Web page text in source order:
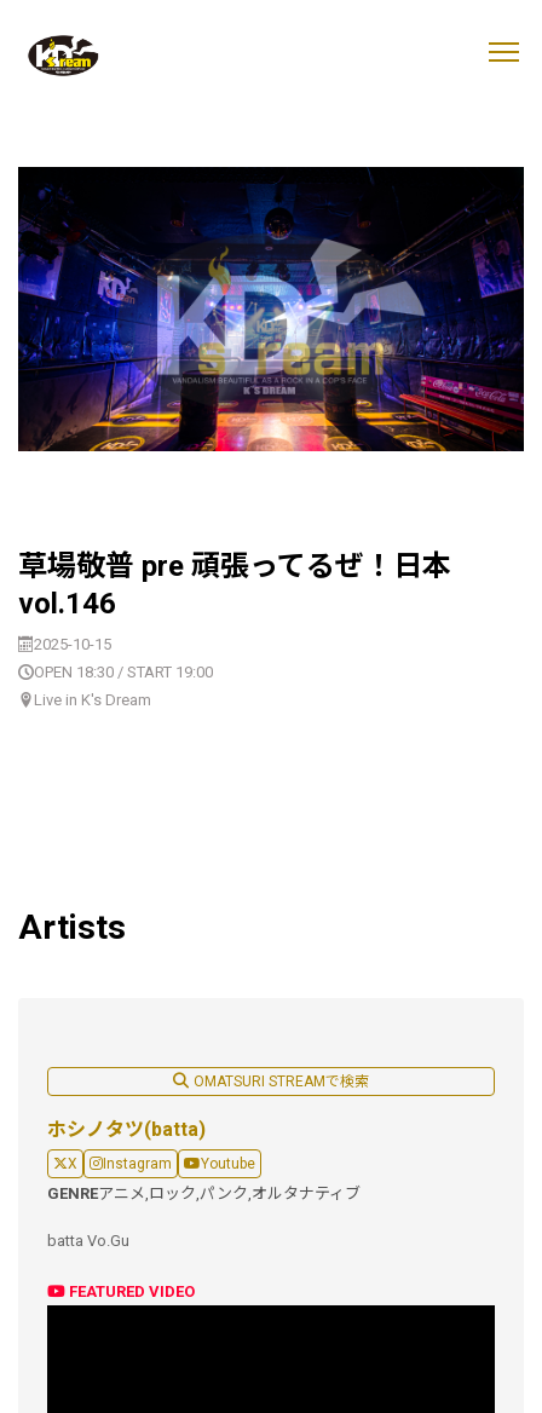
草場敬普 pre 頑張ってるぜ！日本
vol.146
2025-10-15
OPEN 18:30 / START 19:00
Live in K's Dream
Artists
OMATSURI STREAMで検索
ホシノタツ(batta)
X Instagram Youtube
GENREアニメ, ロック, パンク, オルタナティブ
batta Vo.Gu
FEATURED VIDEO